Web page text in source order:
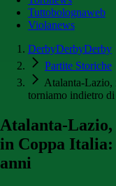
Tuttobolognaweb
Violanews
DerbyDerbyDerby
Partite Storiche
Atalanta-Lazio,
torniamo indietro
Atalanta-
in Coppa
anni